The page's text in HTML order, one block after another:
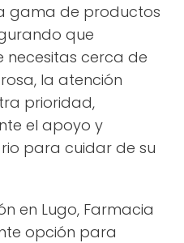
gama de productos
que
necesitas cerca de
la atención
prioridad,
el apoyo y
para cuidar de su
en Lugo, Farmacia
opción para